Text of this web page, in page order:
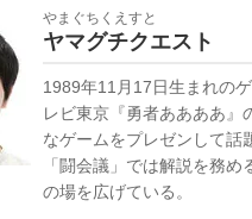
やまぐちくえすと
ヤマグチクエスト
1989年11月17日生まれの
レビ東京『勇者ああああ』
なゲームをプレゼンして話
「闘会議」では解説を務
の場を広げている。